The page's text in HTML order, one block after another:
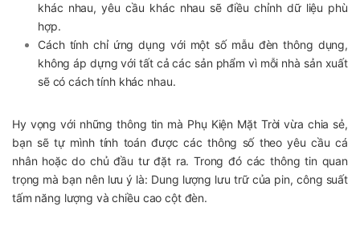
khác nhau, yêu cầu khác nhau sẽ điều chỉnh dữ liệu phù
hợp.
Cách tính chỉ ứng dụng với một số mẫu đèn thông dụng,
không áp dựng với tất cả các sản phẩm vì mỗi nhà sản xuất
sẽ có cách tính khác nhau.
Hy vọng với những thông tin mà Phụ Kiện Mặt Trời vừa chia sẻ,
bạn sẽ tự mình tính toán được các thông số theo yêu cầu cá
nhân hoặc do chủ đầu tư đặt ra. Trong đó các thông tin quan
trọng mà bạn nên lưu ý là: Dung lượng lưu trữ của pin, công suất
tấm năng lượng và chiều cao cột đèn.